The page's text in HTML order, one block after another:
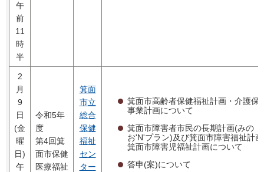
午
前
11
時
半
2
月
9
日
(金
曜
日)
午
令和5年
度
第4回箕
面市保健
医療福祉
箕面
市立
総合
保健
福祉
セン
ター
箕面市高齢者保健福祉計画・介護保
事業計画について
箕面市障害者市民の長期計画(みの
お'N'プラン)及び箕面市障害福祉計
箕面市障害児福祉計画について
答申(案)について